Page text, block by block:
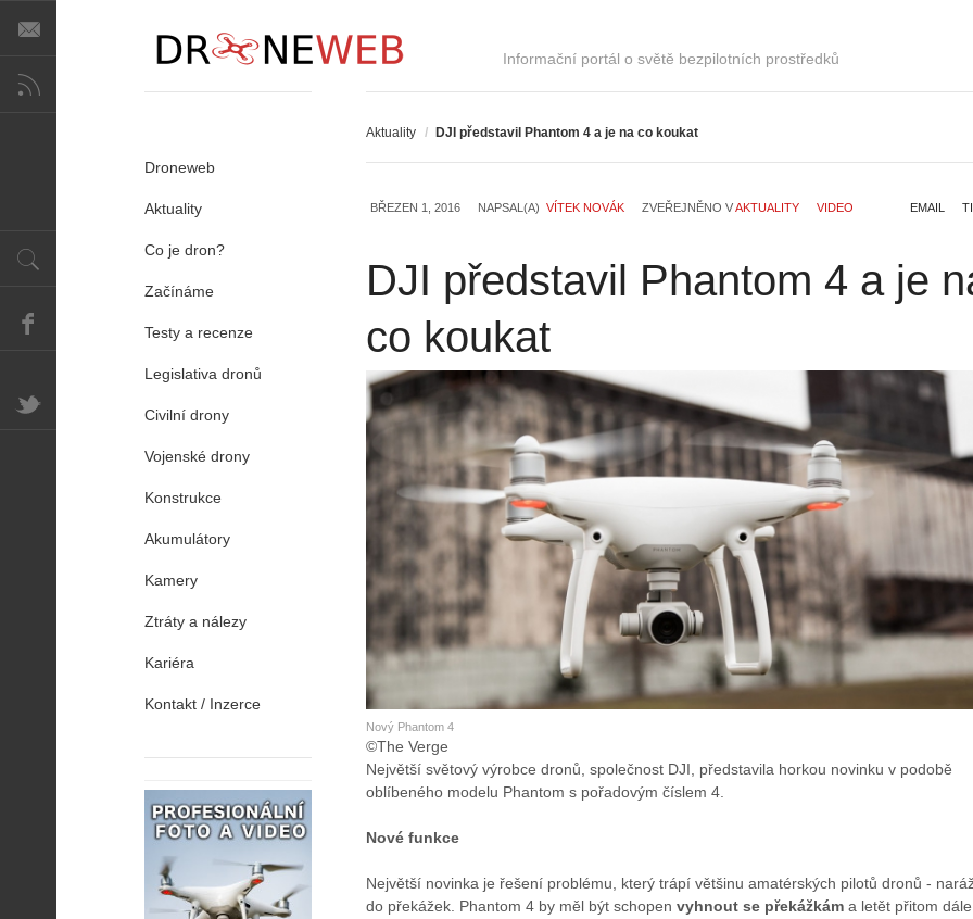
Informační portál o světě bezpilotních prostředků
Aktuality / DJI představil Phantom 4 a je na co koukat
BŘEZEN 1, 2016 NAPSAL(A) VÍTEK NOVÁK ZVEŘEJNĚNO VAKTUALITY EMAIL
VIDEO
DJI představil Phantom 4 a je
co koukat
Nový Phantom 4
©The Verge
Největší světový výrobce dronů, společnost DJI, představila horkou novinku v podobě
oblíbeného modelu Phantom s pořadovým číslem 4.
Nové funkce
Největší novinka je řešení problému, který trápí většinu amatérských pilotů dronů -
do překážek. Phantom 4 by měl být schopen vyhnout se překážkám a letět přitom
Droneweb
Aktuality
Co je dron?
Začínáme
Testy a recenze
Legislativa dronů
Civilní drony
Vojenské drony
Konstrukce
Akumulátory
Kamery
Ztráty a nálezy
Kariéra
Kontakt / Inzerce